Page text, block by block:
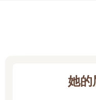
要為其定位，我覺得是很
就這樣，我開始在網路上
她的